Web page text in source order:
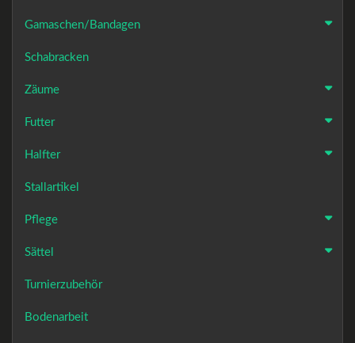
Gamaschen/Bandagen
Schabracken
Zäume
Futter
Halfter
Stallartikel
Pflege
Sättel
Turnierzubehör
Bodenarbeit